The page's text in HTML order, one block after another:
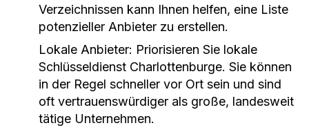
Verzeichnissen kann Ihnen helfen, eine Liste
potenzieller Anbieter zu erstellen.
Lokale Anbieter: Priorisieren Sie lokale
Schlüsseldienst Charlottenburge. Sie können
in der Regel schneller vor Ort sein und sind
oft vertrauenswürdiger als große, landesweit
tätige Unternehmen.